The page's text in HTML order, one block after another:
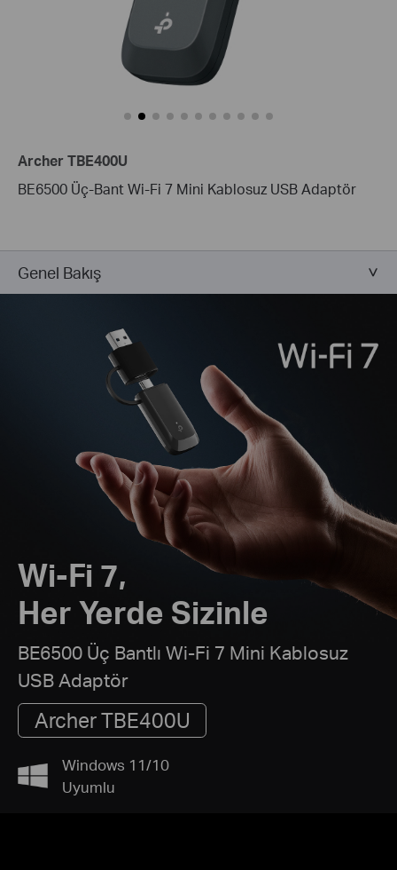
Archer TBE400U
BE6500 Üç-Bant Wi-Fi 7 Mini Kablosuz USB Adaptör
Genel Bakış
Wi-Fi 7,
Her Yerde Sizinle
BE6500 Üç Bantlı Wi-Fi 7 Mini Kablosuz
USB Adaptör
Archer TBE400U
Windows 11/10
Uyumlu